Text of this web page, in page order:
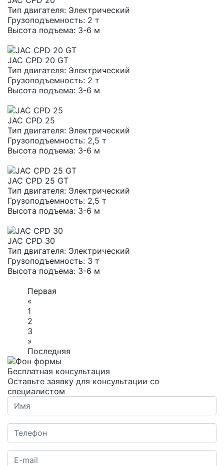
Тип двигателя: Электрический
Грузоподъемность: 2 т
Высота подъема: 3-6 м
JAC CPD 20 GT
Тип двигателя: Электрический
Грузоподъемность: 2 т
Высота подъема: 3-6 м
JAC CPD 25
Тип двигателя: Электрический
Грузоподъемность: 2,5 т
Высота подъема: 3-6 м
JAC CPD 25 GT
Тип двигателя: Электрический
Грузоподъемность: 2,5 т
Высота подъема: 3-6 м
JAC CPD 30
Тип двигателя: Электрический
Грузоподъемность: 3 т
Высота подъема: 3-6 м
Первая
«
1
2
3
»
Последняя
Бесплатная консультация
Оставьте заявку для консультации со
специалистом